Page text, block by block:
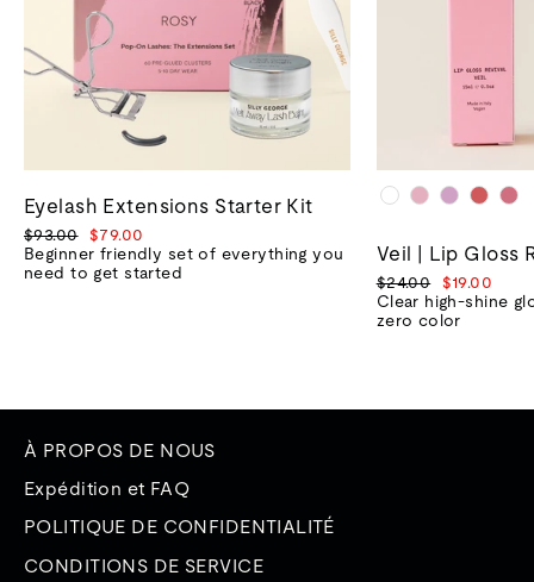
Eyelash Extensions Starter Kit
Prix
normal
$93.00
Prix
de
vente
$79.00
Beginner friendly set of everything you
need to get started
Veil | Lip Gloss
Prix
normal
$24.00
Prix
de
vente
$19.00
Clear high-shine
zero color
À PROPOS DE NOUS
Expédition et FAQ
POLITIQUE DE CONFIDENTIALITÉ
CONDITIONS DE SERVICE